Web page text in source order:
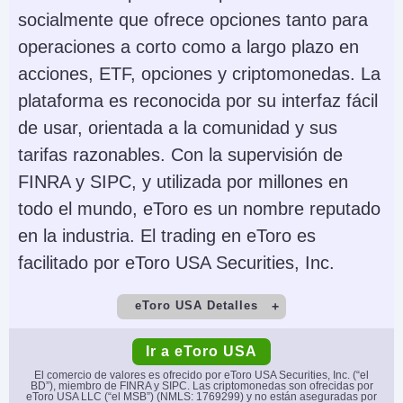
Futuros, Forex,
Acciones, Opciones,
Materias Primas,
Futuros, Cripto (no
futuros depende del
proveedor)
NinjaTrader Desktop,
Web & Mobile, eSignal
Monedas de cuenta
USD, EUR, GBP, CAD,
AUD
Trading Automatizado
NinjaScript or via
Automated Trading
Interface
Stop Loss Garantizado
socialmente que ofrece opciones tanto para
operaciones a corto como a largo plazo en
acciones, ETF, opciones y criptomonedas. La
plataforma es reconocida por su interfaz fácil
de usar, orientada a la comunidad y sus
tarifas razonables. Con la supervisión de
FINRA y SIPC, y utilizada por millones en
todo el mundo, eToro es un nombre reputado
en la industria. El trading en eToro es
facilitado por eToro USA Securities, Inc.
eToro USA Detalles
Cuenta Demo
Yes
Depósito Mínimo
$50
Ir a eToro USA
El comercio de valores es ofrecido por eToro USA Securities, Inc. (“el
BD”), miembro de FINRA y SIPC. Las criptomonedas son ofrecidas por
eToro USA LLC (“el MSB”) (NMLS: 1769299) y no están aseguradas por